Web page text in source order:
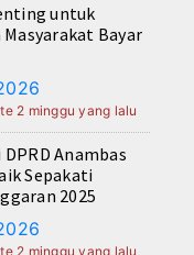
untuk
Bayar
2 minggu yang lalu
Anambas
Sepakati
2025
2 minggu yang lalu